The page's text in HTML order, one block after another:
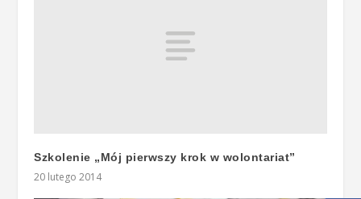
Szkolenie „Mój pierwszy krok w wolontariat”
20 lutego 2014